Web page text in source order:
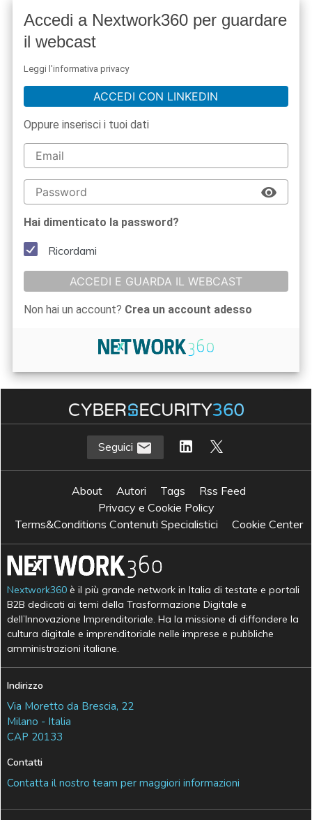
Accedi a Nextwork360 per guardare
il webcast
Leggi l'informativa privacy
ACCEDI CON LINKEDIN
Oppure inserisci i tuoi dati
Hai dimenticato la password?
Ricordami
ACCEDI E GUARDA IL WEBCAST
Non hai un account? Crea un account adesso
Seguici
About Autori Tags
Rss Feed
Privacy e Cookie Policy
Terms&Conditions Contenuti Specialistici
Cookie Center
Nextwork360 è il più grande network in Italia di testate e portali
B2B dedicati ai temi della Trasformazione Digitale e
dell’Innovazione Imprenditoriale. Ha la missione di diffondere la
cultura digitale e imprenditoriale nelle imprese e pubbliche
amministrazioni italiane.
Indirizzo
Via Moretto da Brescia, 22
Milano - Italia
CAP 20133
Contatti
Contatta il nostro team per maggiori informazioni